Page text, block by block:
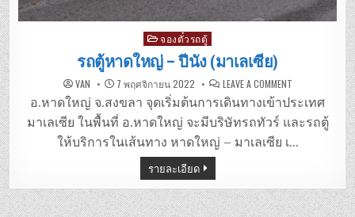
Posted
in
จองตั๋วรถตู้
รถตู้หาดใหญ่ – ปีนัง (มาเลเซีย)
VAN 7 พฤศจิกายน 2022 LEAVE A COMMENTON
ตู้
หาดใหญ่
–
ปีนัง
อ.หาดใหญ่ จ.สงขลา จุดเริ่มต้นการเดินทางเข้าประเทศ
มาเลเซีย ในพื้นที่ อ.หาดใหญ่ จะมีบริษัทรถทัวร์ และรถตู้
ให้บริการในเส้นทาง หาดใหญ่ – มาเลเซีย เ…
รายละเอียด